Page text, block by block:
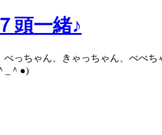
頭一緒♪
っちゃん、きゃっちゃん、べべ
_＾●)